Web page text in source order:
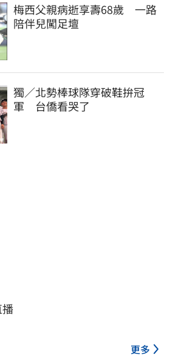
梅西父親病逝享壽68歲　一路
陪伴兒闖足壇
獨／北勢棒球隊穿破鞋拚冠
軍　台僑看哭了
更多